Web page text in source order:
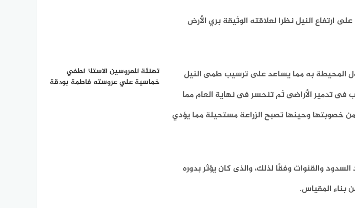
تهنئة للعروسين الاستاذ لطفي
خماسية علي عروسته فاطمة بودقة
ارتفاع النيل نظرا لعلاقته الوثيقة بري الأرض
سنويًا ويغرق الحقول المحيطة به مما يساعد على ترسيب طمى النيل
فى تدمير الأراضى ثم تنحسر فى نهاية العام مما
من خصوبتها وحينها تصبح الزراعة مستحيلة مما يؤدي
والقنوات وفقًا لذلك، والذى كان يؤثر بدوره
بناء المقياس.